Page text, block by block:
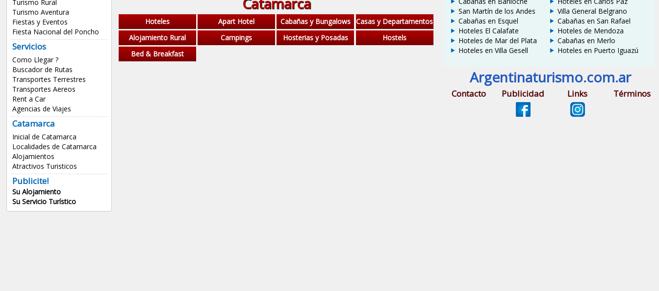
Turismo Rural
Turismo Aventura
Fiestas y Eventos
Fiesta Nacional del Poncho
Servicios
Como Llegar ?
Buscador de Rutas
Transportes Terrestres
Transportes Aereos
Rent a Car
Agencias de Viajes
Catamarca
Inicial de Catamarca
Localidades de Catamarca
Alojamientos
Atractivos Turisticos
Publicite!
Su Alojamiento
Su Servicio Turístico
Hoteles Apart Hotel Cabañas y Bungalows Casas y Departamentos
Alojamiento Rural
Campings Hosterias y Posadas
Hostels
Bed & Breakfast
San Martín de los Andes
Cabañas en Esquel
Hoteles El Calafate
Hoteles de Mar del Plata
Hoteles en Villa Gesell
Villa General Belgrano
Cabañas en San Rafael
Hoteles de Mendoza
Cabañas en Merlo
Hoteles en Puerto Iguazú
Argentinaturismo.com.ar
Contacto Publicidad Links Términos